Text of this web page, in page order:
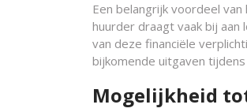
Een belangrijk voordeel
huurder draagt vaak bij
van deze financiële
bijkomende uitgaven
Mogelijkheid